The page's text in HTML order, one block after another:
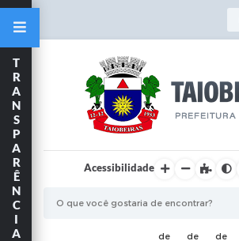
Acessibilidade
T
R
A
N
S
P
A
R
Ê
N
C
I
A